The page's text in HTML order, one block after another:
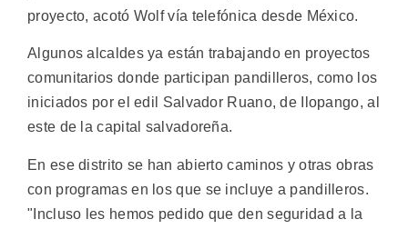
proyecto, acotó Wolf vía telefónica desde México.
Algunos alcaldes ya están trabajando en proyectos
comunitarios donde participan pandilleros, como los
iniciados por el edil Salvador Ruano, de Ilopango, al
este de la capital salvadoreña.
En ese distrito se han abierto caminos y otras obras
con programas en los que se incluye a pandilleros.
"Incluso les hemos pedido que den seguridad a la